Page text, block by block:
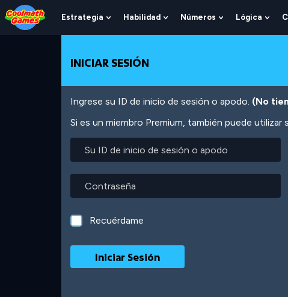
Skip
to
Top
Skip
to
Navigation
Skip
to
Main
Skip
to
Footer
Pasar
al
contenido
Estrategia
Show
Submenu
Estrategia
Habilidad
Show
Submenu
Números
Show
Submenu
Lógica
INICIAR SESIÓN
Ingrese su ID de inicio de sesión o apodo. (No
Si es un miembro Premium, también puede
inicio
sesión
o
apodoRecuérdame